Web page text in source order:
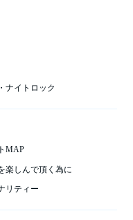
ナイトロック
MAP
楽しんで頂く為に
リティー